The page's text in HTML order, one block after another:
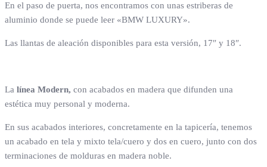
En el paso de puerta, nos encontramos con unas estriberas de
aluminio donde se puede leer «BMW LUXURY».
Las llantas de aleación disponibles para esta versión, 17″ y 18″.
La línea Modern, con acabados en madera que difunden una
estética muy personal y moderna.
En sus acabados interiores, concretamente en la tapicería, tenemos
un acabado en tela y mixto tela/cuero y dos en cuero, junto con dos
terminaciones de molduras en madera noble.